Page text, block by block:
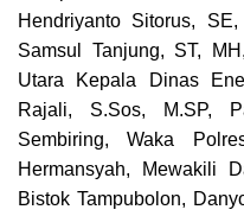
Hendriyanto Sitorus,
Samsul Tanjung, ST,
Utara Kepala Dinas
Rajali, S.Sos, M.SP,
Sembiring, Waka
Hermansyah, Mewakili
Bistok Tampubolon,